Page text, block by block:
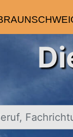
Fachrichtung,